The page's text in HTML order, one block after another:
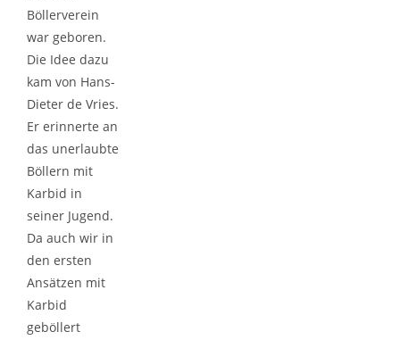
Böllerverein
war geboren.
Die Idee dazu
kam von Hans-
Dieter de Vries.
Er erinnerte an
das unerlaubte
Böllern mit
Karbid in
seiner Jugend.
Da auch wir in
den ersten
Ansätzen mit
Karbid
geböllert